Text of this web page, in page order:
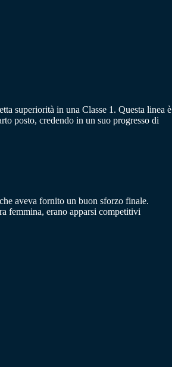
superiorità in una Classe 1. Questa linea è
posto, credendo in un suo progresso di
aveva fornito un buon sforzo finale.
erano apparsi competitivi